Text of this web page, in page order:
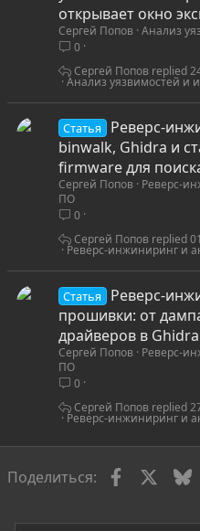
открывает окно
Сергей Попов Анализ
0
Анализ уязвимостей и
Сергей Попов
Статья
Реверс-
binwalk, Ghidra и
firmware для
Сергей Попов Реверс-
ПО
0
Реверс-инжиниринг и
Сергей Попов
Статья
Реверс-
прошивки: от
драйверов в Ghidra
Сергей Попов Реверс-
ПО
0
Реверс-инжиниринг и
Сергей Попов
Поделиться: Facebook